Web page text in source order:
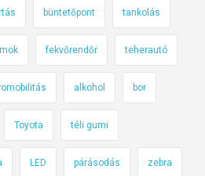
büntetőpont tankolás
fekvőrendőr teherautó
alkohol bor
Toyota téli gumi
LED párásodás zebra